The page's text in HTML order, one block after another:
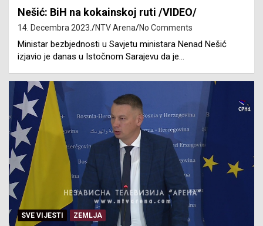
Nešić: BiH na kokainskoj ruti /VIDEO/
14. Decembra 2023. NTV Arena No Comments
Ministar bezbjednosti u Savjetu ministara Nenad Nešić
izjavio je danas u Istočnom Sarajevu da je…
SVE VIJESTI ZEMLJA